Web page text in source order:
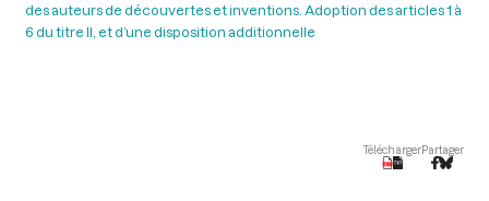
des auteurs de découvertes et inventions. Adoption des articles 1 à
6 du titre II, et d’une disposition additionnelle
TéléchargerPartager